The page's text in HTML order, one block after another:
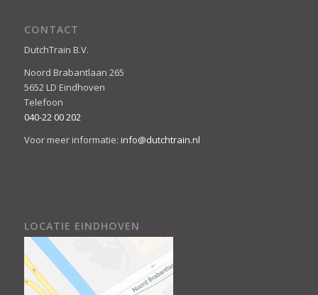
CONTACT
DutchTrain B.V.
Noord Brabantlaan 265
5652 LD Eindhoven
Telefoon
040-22 00 202
Voor meer informatie: info@dutchtrain.nl
LOCATIE EINDHOVEN